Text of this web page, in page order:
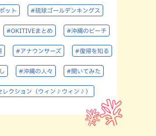
ット #琉球ゴールデンキングス
#OKITIVEまとめ #沖縄のビーチ
#アナウンサーズ #復帰を知る
#沖縄の人々 #聞いてみた
レクション（ウィン♪ウィン♪）